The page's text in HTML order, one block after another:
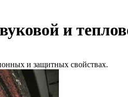
и
и защитных свойствах.